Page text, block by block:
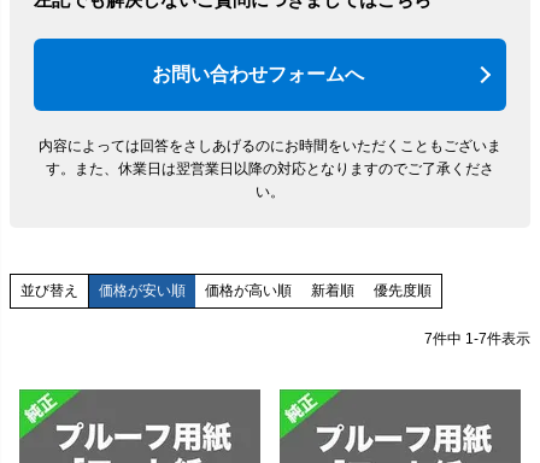
お問い合わせフォームへ
内容によっては回答をさしあげるのにお時間をいただくこともございま
す。
また、休業日は翌営業日以降の対応となりますのでご了承くださ
い。
並び替え 価格が安い順 価格が高い順 新着順 優先度順
7件中 1 -7件表示